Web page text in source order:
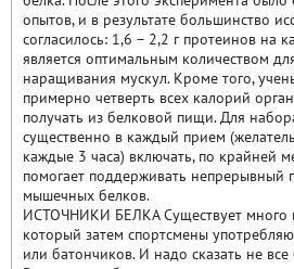
опытов, и в результате большинство
согласилось: 1,6 – 2,2 г протеинов на
является оптимальным количеством
наращивания мускул. Кроме того,
примерно четверть всех калорий
получать из белковой пищи. Для
существенно в каждый прием
каждые 3 часа) включать, по крайней
помогает поддерживать непрерывный
мышечных белков.
ИСТОЧНИКИ БЕЛКА Существует много
который затем спортсмены
или батончиков. И надо сказать не